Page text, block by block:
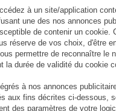
à un site/application
une des nos annonces
de contenir un cookie.
réserve de vos choix, d'être
permettre de reconnaître le
la durée de validité du cookie
à nos annonces
aux fins décrites ci-dessous,
des paramètres de votre